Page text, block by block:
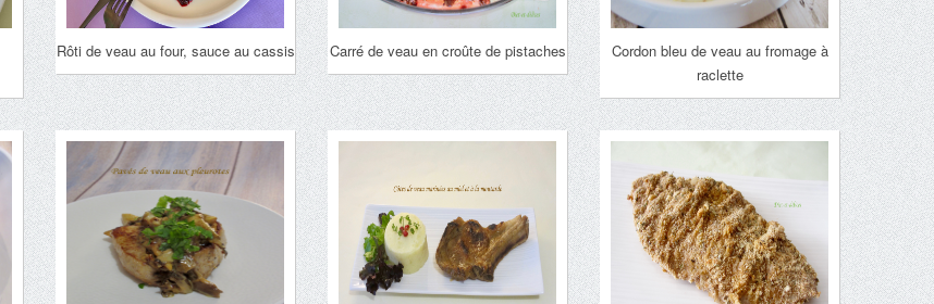
Rôti de veau au four, sauce au cassis Carré de veau en croûte de pistaches
Cordon bleu de veau au fromage à
raclette